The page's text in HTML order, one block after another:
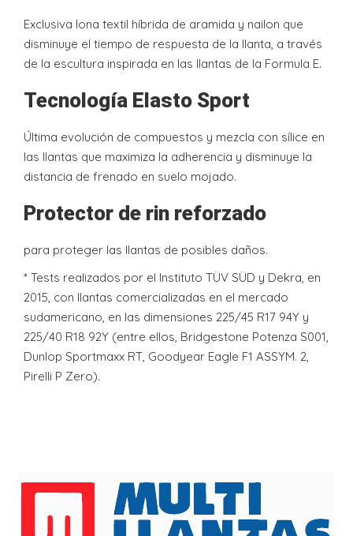
Exclusiva lona textil híbrida de aramida y nailon que
disminuye el tiempo de respuesta de la llanta, a través
de la escultura inspirada en las llantas de la Formula E.
Tecnología Elasto Sport
Última evolución de compuestos y mezcla con sílice en
las llantas que maximiza la adherencia y disminuye la
distancia de frenado en suelo mojado.
Protector de rin reforzado
para proteger las llantas de posibles daños.
* Tests realizados por el Instituto TÜV SÜD y Dekra, en
2015, con llantas comercializadas en el mercado
sudamericano, en las dimensiones 225/45 R17 94Y y
225/40 R18 92Y (entre ellos, Bridgestone Potenza S001,
Dunlop Sportmaxx RT, Goodyear Eagle F1 ASSYM. 2,
Pirelli P Zero).